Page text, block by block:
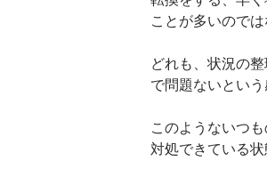
ことが多いのでは
どれも、状況の
で問題ないとい
このようないつ
対処できている状